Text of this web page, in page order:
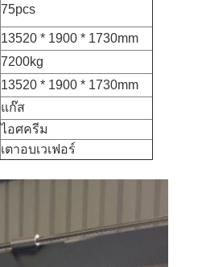
75pcs
13520 * 1900 * 1730mm
7200kg
13520 * 1900 * 1730mm
แก๊ส
ไอศครีม
เตาอบเวเฟอร์